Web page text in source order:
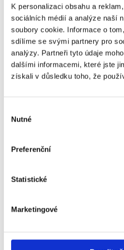
K personalizaci obsahu a
sociálních médií a analýze naší
soubory cookie. Informace o
sdílíme se svými partnery pro
analýzy. Partneři tyto údaje
dalšími informacemi, které jste
získali v důsledku toho, že
souhlasu
Nutné
Preferenční
Statistické
Marketingové
nemovitosti.
Stavba:
Výhody:
Stále ještě dostupné
s menší konkurencí
zasáhnout do některých
Nevýhody: